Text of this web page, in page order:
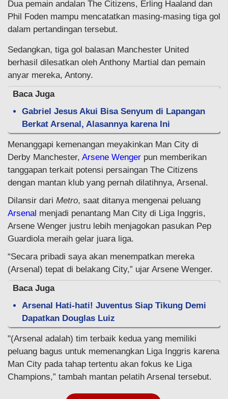
Dua pemain andalan The Citizens, Erling Haaland dan
Phil Foden mampu mencatatkan masing-masing tiga gol
dalam pertandingan tersebut.
Sedangkan, tiga gol balasan Manchester United
berhasil dilesatkan oleh Anthony Martial dan pemain
anyar mereka, Antony.
Baca Juga
Gabriel Jesus Akui Bisa Senyum di Lapangan
Berkat Arsenal, Alasannya karena Ini
Menanggapi kemenangan meyakinkan Man City di
Derby Manchester, Arsene Wenger pun memberikan
tanggapan terkait potensi persaingan The Citizens
dengan mantan klub yang pernah dilatihnya, Arsenal.
Dilansir dari Metro, saat ditanya mengenai peluang
Arsenal menjadi penantang Man City di Liga Inggris,
Arsene Wenger justru lebih menjagokan pasukan Pep
Guardiola meraih gelar juara liga.
“Secara pribadi saya akan menempatkan mereka
(Arsenal) tepat di belakang City,” ujar Arsene Wenger.
Baca Juga
Arsenal Hati-hati! Juventus Siap Tikung Demi
Dapatkan Douglas Luiz
"(Arsenal adalah) tim terbaik kedua yang memiliki
peluang bagus untuk memenangkan Liga Inggris karena
Man City pada tahap tertentu akan fokus ke Liga
Champions,” tambah mantan pelatih Arsenal tersebut.